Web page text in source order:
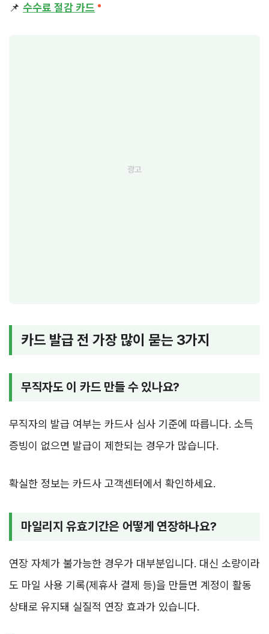
📌 수수료 절감 카드
카드 발급 전 가장 많이 묻는 3가지
무직자도 이 카드 만들 수 있나요?
무직자의 발급 여부는 카드사 심사 기준에 따릅니다. 소득
증빙이 없으면 발급이 제한되는 경우가 많습니다.
확실한 정보는 카드사 고객센터에서 확인하세요.
마일리지 유효기간은 어떻게 연장하나요?
연장 자체가 불가능한 경우가 대부분입니다. 대신 소량이라
도 마일 사용 기록(제휴사 결제 등)을 만들면 계정이 활동
상태로 유지돼 실질적 연장 효과가 있습니다.